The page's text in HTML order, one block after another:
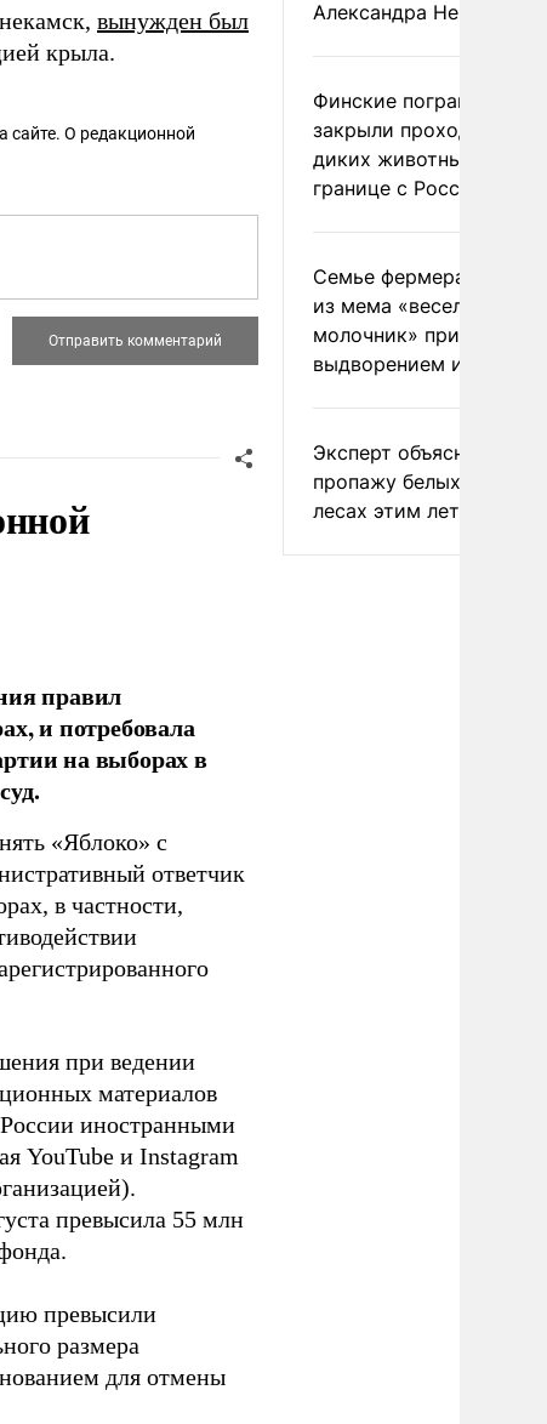
вынужден был
крыла.
сайте. О редакционной
правил
и потребовала
на выборах в
«Яблоко» с
ответчик
в частности,
при ведении
материалов
иностранными
YouTube и Instagram
превысила 55 млн
превысили
размера
для отмены
Александра Невзорова
Финские пограничники
закрыли проходы для
диких животных на
границе с Россией
Семье фермера
из мема «веселый
молочник» пригрозили
выдворением из
Эксперт объяснил
пропажу белых грибов
лесах этим летом